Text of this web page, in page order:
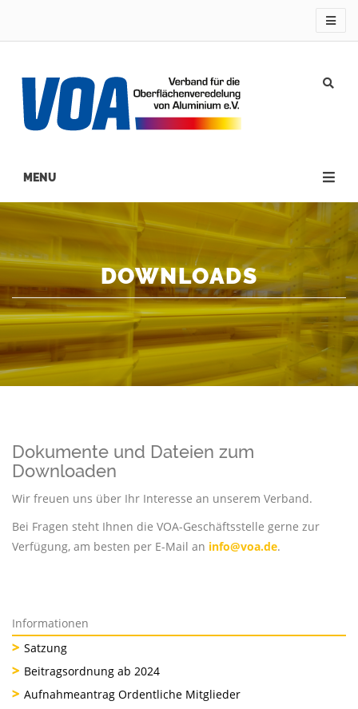
navigation
DOWNLOADS
Dokumente und Dateien zum
Downloaden
Wir freuen uns über Ihr Interesse an unserem Verband.
Bei Fragen steht Ihnen die VOA-Geschäftsstelle gerne zur
Verfügung, am besten per E-Mail an info@voa.de.
Informationen
Satzung
Beitragsordnung ab 2024
Aufnahmeantrag Ordentliche Mitglieder